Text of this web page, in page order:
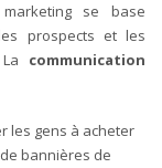
se base
prospects et les
communication
les gens à acheter
bannières de